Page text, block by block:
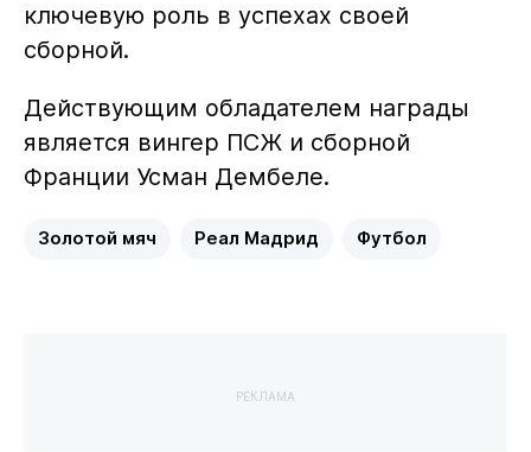
ключевую роль в успехах своей
сборной.
Действующим обладателем награды
является вингер ПСЖ и сборной
Франции Усман Дембеле.
Золотой мяч Реал Мадрид Футбол
РЕКЛАМА